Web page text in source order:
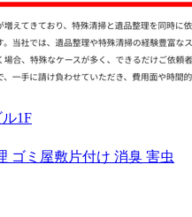
1F
ゴミ屋敷片付け 消臭 害虫